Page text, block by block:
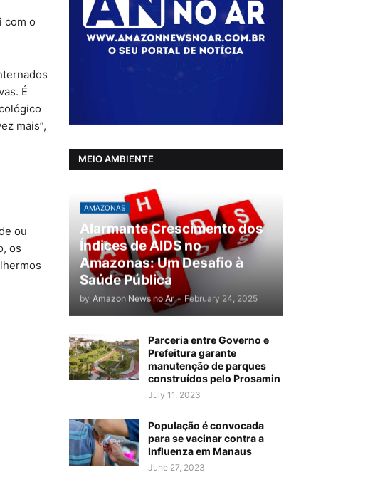
com o
É
mais”,
ou
os
MEIO AMBIENTE
AMAZONAS
Alarmante Crescimento dos
Índices de AIDS no
Amazonas: Um Desafio à
Saúde Pública
by Amazon News no Ar - February 24, 2025
Parceria entre Governo e
Prefeitura garante
manutenção de parques
construídos pelo Prosamin
July 11, 2023
População é convocada
para se vacinar contra a
Influenza em Manaus
June 27, 2023